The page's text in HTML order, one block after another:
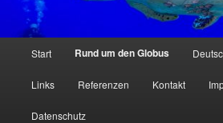
Start Rund um den Globus
Links Referenzen Kontakt
Datenschutz